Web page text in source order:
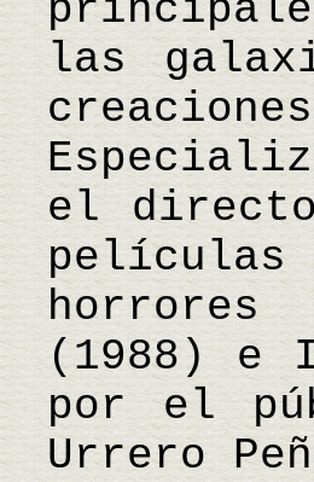
las
el
películas
horrores
(1988) e
por el
Urrero